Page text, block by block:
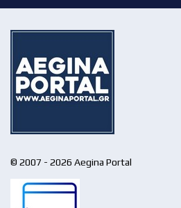
© 2007 - 2026 Aegina Portal